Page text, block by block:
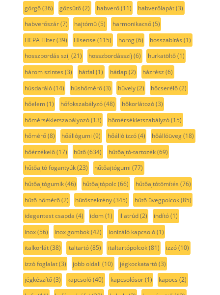
görgő(36) gőzsütő(2) habverő(11) habverőlapát(3)
habverőszár(7) hajtómű(5) harmonikacső(5)
HEPA Filter(39) Hisense (115) horog(6) hosszabítás (1)
hosszbordás szíj (21) hosszbordásszíj (6) hurkatöltő(1)
három szintes (3) hátfal (1) hátlap(2) házrész (6)
húsdaráló(14) húshőmérő(3) hüvely(2) hőcserélő(2)
hőelem(1) hőfokszabályzó(48) hőkorlátozó(3)
hőmérsékletszabályozó(13) hőmérsékletszabályzó(15)
hőmérő(8) hőállógumi (9) hőálló izzó(4) hőállóüveg(18)
hőérzékelő(17) hűtő(634) hűtőajtó-tartozék(69)
hűtőajtó fogantyúk(23) hűtőajtógumi (77)
hűtőajtógumik(46) hűtőajtópolc(66) hűtőajtótömítés (76)
hűtő hőmérő(2) hűtőszekrény(345) hűtő üvegpolcok(85)
idegentest csapda (4) idom(1) illatrúd(2) indító(1)
inox(56) inox gombok(42) ionizáló kapcsoló(1)
italkorlát(38) italtartó(85) italtartópolcok(81) izzó(10)
izzó foglalat(3) jobb oldali (10) jégkockatartó(3)
jégkészítő(3) kapcsoló(40) kapcsolósor(1) kapocs (2)